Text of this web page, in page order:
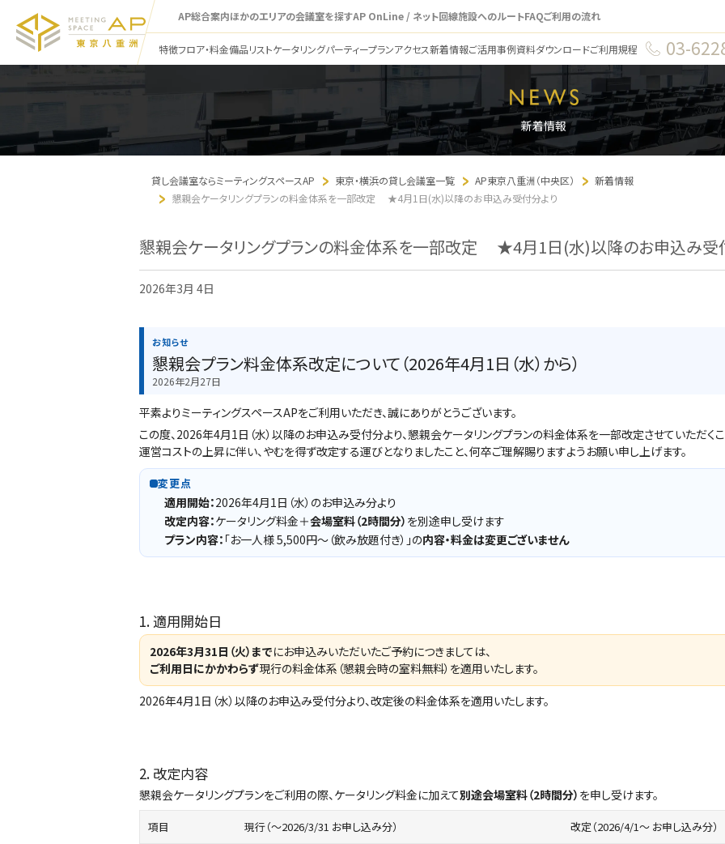
AP総合案内ほかのエリアの会議室を探すAP OnLine / ネット回線施設へのルートFAQご利用の流れ
特徴フロア・料金備品リストケータリングパーティープランアクセス新着情報ご活用事例資料ダウンロードご利用規程 03-
新着情報
貸し会議室ならミーティングスペースAP 東京・横浜の貸し会議室一覧 AP東京八重洲（中央区）
新着情報
懇親会ケータリングプランの料金体系を一部改定 ★4月1日(水)以降のお申込み受付分より
懇親会ケータリングプランの料金体系を一部改定 ★4月1日(水)以降のお申込み受
2026年3月 4日
お知らせ
懇親会プラン料金体系改定について（2026年4月1日（水）から）
2026年2月27日
平素よりミーティングスペースAPをご利用いただき、誠にありがとうございます。
この度、2026年4月1日（水）以降のお申込み受付分より、懇親会ケータリングプランの料金体系を一部改定させていただくこ
運営コストの上昇に伴い、やむを得ず改定する運びとなりましたこと、何卒ご理解賜りますようお願い申し上げます。
変更点
適用開始：2026年4月1日（水）のお申込み分より
改定内容：ケータリング料金＋会場室料（2時間分） を別途申し受けます
プラン内容： 「お一人様 5,500円～（飲み放題付き）」の内容・料金は変更ございません
1. 適用開始日
2026年3月31日（火）までにお申込みいただいたご予約につきましては、
ご利用日にかかわらず現行の料金体系（懇親会時の室料無料）を適用いたします。
2026年4月1日（水）以降のお申込み受付分より、改定後の料金体系を適用いたします。
2. 改定内容
懇親会ケータリングプランをご利用の際、ケータリング料金に加えて別途会場室料（2時間分） を申し受けます。
項目 現行（～2026/3/31 お申し込み分） 改定（2026/4/1～ お申し込み分）